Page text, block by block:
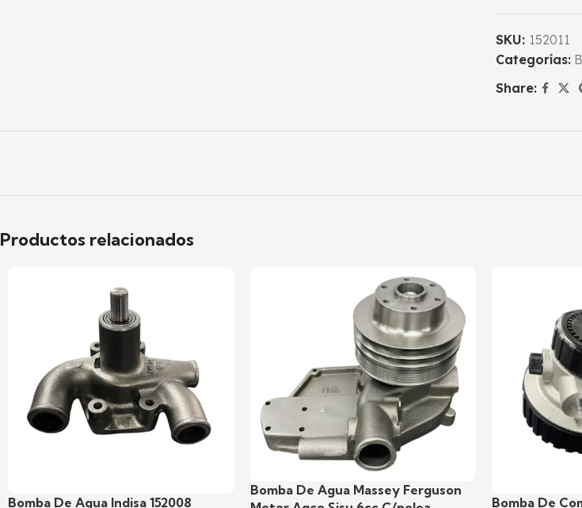
SKU: 152011
Categorías:
Share:
Productos relacionados
Bomba De Agua Indisa 152008
Bomba De Agua Massey Ferguson
Bomba De